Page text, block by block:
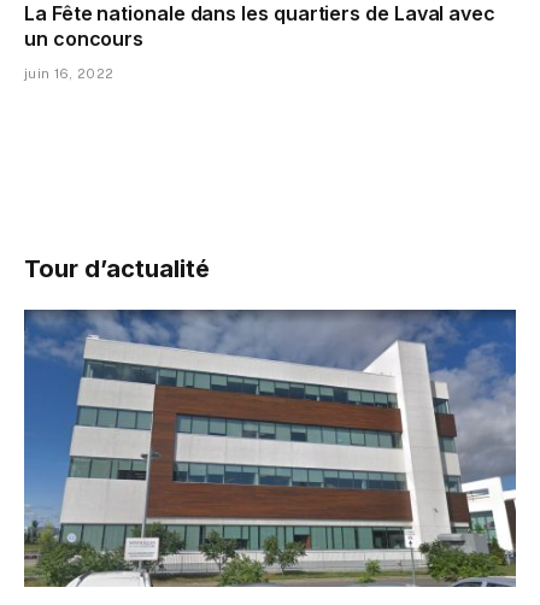
La Fête nationale dans les quartiers de Laval avec
un concours
juin 16, 2022
Tour d’actualité